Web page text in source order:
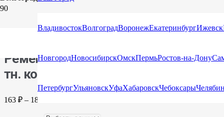
ВладивостокВолгоградВоронежЕкатеринбургИжевск
НовгородНовосибирскОмскПермьРостов-на-Дону
ПетербургУльяновскУфаХабаровскЧебоксары
кольцевые для крепления груза (Стяжка)/ Ремень с
Ремень с пружинным замком 0,5
тн. кольцевой (25.05.1.К(L)
163 ₽ – 185